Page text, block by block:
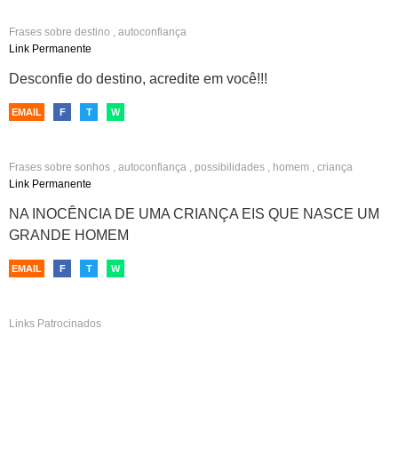
Frases sobre destino , autoconfiança
Link Permanente
Desconfie do destino, acredite em você!!!
EMAIL F T W
Frases sobre sonhos , autoconfiança , possibilidades , homem , criança
Link Permanente
NA INOCÊNCIA DE UMA CRIANÇA EIS QUE NASCE UM
GRANDE HOMEM
EMAIL F T W
Links Patrocinados